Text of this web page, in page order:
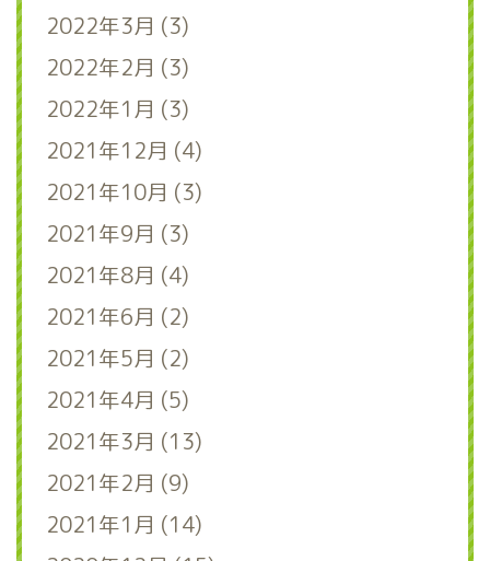
2022年3月 (3)
2022年2月 (3)
2022年1月 (3)
2021年12月 (4)
2021年10月 (3)
2021年9月 (3)
2021年8月 (4)
2021年6月 (2)
2021年5月 (2)
2021年4月 (5)
2021年3月 (13)
2021年2月 (9)
2021年1月 (14)